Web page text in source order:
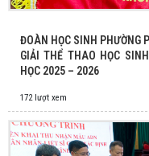
ĐOÀN HỌC SINH PHƯỜNG
GIẢI THỂ THAO HỌC
HỌC 2025 – 2026
172 lượt xem